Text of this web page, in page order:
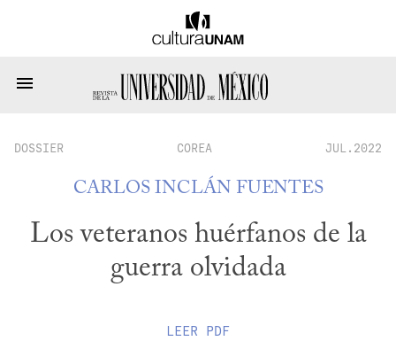
DOSSIER COREA JUL.2022
CARLOS INCLÁN FUENTES
Los veteranos huérfanos de la
guerra olvidada
LEER PDF